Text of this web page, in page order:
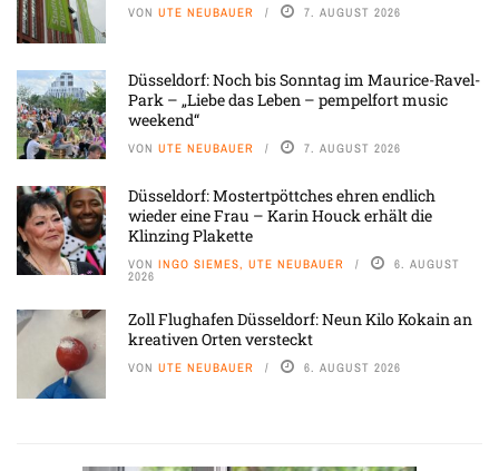
VON UTE NEUBAUER 7. AUGUST 2026
Düsseldorf: Noch bis Sonntag im Maurice-Ravel-
Park – „Liebe das Leben – pempelfort music
weekend“
VON UTE NEUBAUER 7. AUGUST 2026
Düsseldorf: Mostertpöttches ehren endlich
wieder eine Frau – Karin Houck erhält die
Klinzing Plakette
VON INGO SIEMES, UTE NEUBAUER 6. AUGUST
2026
Zoll Flughafen Düsseldorf: Neun Kilo Kokain an
kreativen Orten versteckt
VON UTE NEUBAUER 6. AUGUST 2026